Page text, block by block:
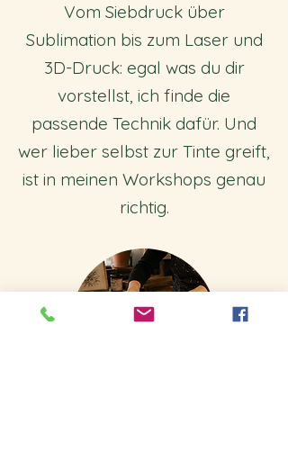
Vom Siebdruck über
Sublimation bis zum Laser und
3D-Druck: egal was du dir
vorstellst, ich finde die
passende Technik dafür. Und
wer lieber selbst zur Tinte greift,
ist in meinen Workshops genau
richtig.